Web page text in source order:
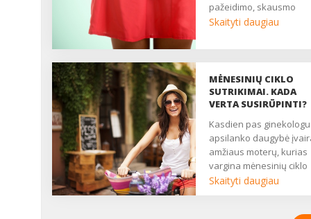
pažeidimo, skausmo
slenksčio, centrinės
skausmą, kuris trukdo
gyventi, pailsėti, užmigti.
yra pagrindinis daugelio
ginekologinių ligų
simptomas. Nukenčia
asmeninis, socialinis ir
seksualinis gyvenimas,
moteris atrodo liguistai
nuolat pavargusi....
Skaityti daugiau
MĖNESINIŲ CIKLO
SUTRIKIMAI. KADA
VERTA SUSIRŪPINTI?
Kasdien pas ginekologus
apsilanko daugybė
amžiaus moterų, kurias
vargina mėnesinių ciklo
sutrikimai. Kartais gali
Skaityti daugiau